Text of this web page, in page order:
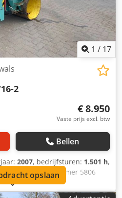
1 / 17
2
€ 8.950
Vaste prijs excl. btw
Bellen
2007, bedrijfsturen: 1.501 h,
, Voorraadnummer 5806
AV16-2 ---- * Fabrikant:
2007 * Kleur: Geel *
opslaan